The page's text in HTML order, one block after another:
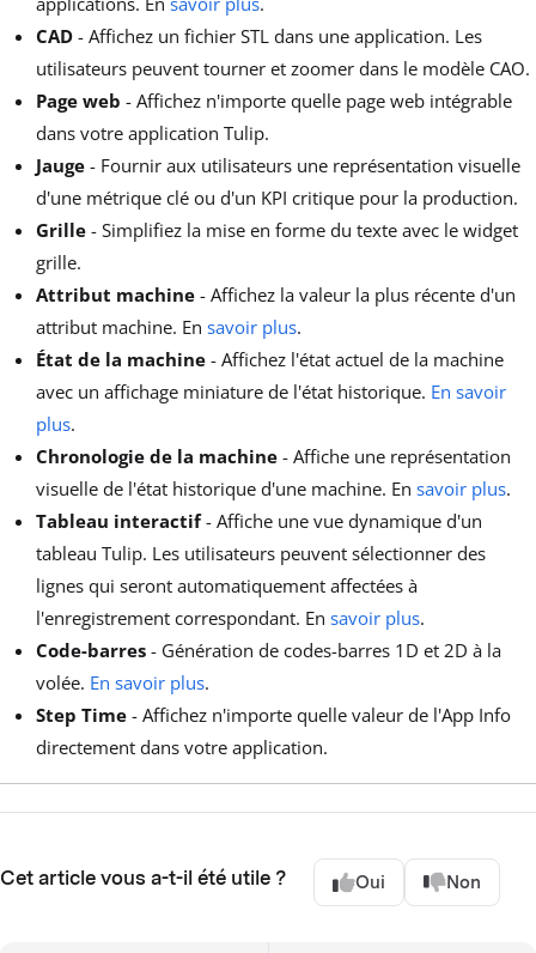
CAD - Affichez un fichier STL dans une application. Les
utilisateurs peuvent tourner et zoomer dans le modèle CAO.
Page web - Affichez n'importe quelle page web intégrable
dans votre application Tulip.
Jauge - Fournir aux utilisateurs une représentation visuelle
d'une métrique clé ou d'un KPI critique pour la production.
Grille - Simplifiez la mise en forme du texte avec le widget
grille.
Attribut machine - Affichez la valeur la plus récente d'un
attribut machine. En savoir plus.
État de la machine - Affichez l'état actuel de la machine
avec un affichage miniature de l'état historique. En savoir
plus.
Chronologie de la machine - Affiche une représentation
visuelle de l'état historique d'une machine. En savoir plus.
Tableau interactif- Affiche une vue dynamique d'un
tableau Tulip. Les utilisateurs peuvent sélectionner des
lignes qui seront automatiquement affectées à
l'enregistrement correspondant. En savoir plus.
Code-barres - Génération de codes-barres 1D et 2D à la
volée. En savoir plus.
Step Time - Affichez n'importe quelle valeur de l'App Info
directement dans votre application.
Cet article vous a-t-il été utile ? Oui Non